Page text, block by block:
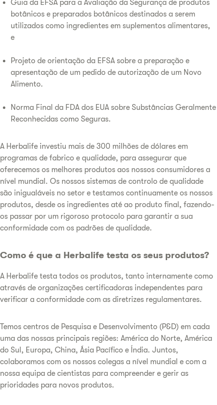
Guia da EFSA para a Avaliação da Segurança de produtos
botânicos e preparados botânicos destinados a serem
utilizados como ingredientes em suplementos alimentares,
e
Projeto de orientação da EFSA sobre a preparação e
apresentação de um pedido de autorização de um Novo
Alimento.
Norma Final da FDA dos EUA sobre Substâncias Geralmente
Reconhecidas como Seguras.
A Herbalife investiu mais de 300 milhões de dólares em
programas de fabrico e qualidade, para assegurar que
oferecemos os melhores produtos aos nossos consumidores a
nível mundial. Os nossos sistemas de controlo de qualidade
são inigualáveis no setor e testamos continuamente os nossos
produtos, desde os ingredientes até ao produto final, fazendo-
os passar por um rigoroso protocolo para garantir a sua
conformidade com os padrões de qualidade.
Como é que a Herbalife testa os seus produtos?
A Herbalife testa todos os produtos, tanto internamente como
através de organizações certificadoras independentes para
verificar a conformidade com as diretrizes regulamentares.
Temos centros de Pesquisa e Desenvolvimento (P&D) em cada
uma das nossas principais regiões: América do Norte, América
do Sul, Europa, China, Ásia Pacífico e Índia. Juntos,
colaboramos com os nossos colegas a nível mundial e com a
nossa equipa de cientistas para compreender e gerir as
prioridades para novos produtos.